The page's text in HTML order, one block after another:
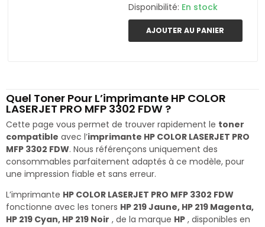
Disponibilité: En stock
AJOUTER AU PANIER
Quel Toner Pour L’imprimante HP COLOR
LASERJET PRO MFP 3302 FDW ?
Cette page vous permet de trouver rapidement le toner
compatible avec l’imprimante HP COLOR LASERJET PRO
MFP 3302 FDW. Nous référençons uniquement des
consommables parfaitement adaptés à ce modèle, pour
une impression fiable et sans erreur.
L’imprimante HP COLOR LASERJET PRO MFP 3302 FDW
fonctionne avec les toners HP 219 Jaune, HP 219 Magenta,
HP 219 Cyan, HP 219 Noir , de la marque HP , disponibles en